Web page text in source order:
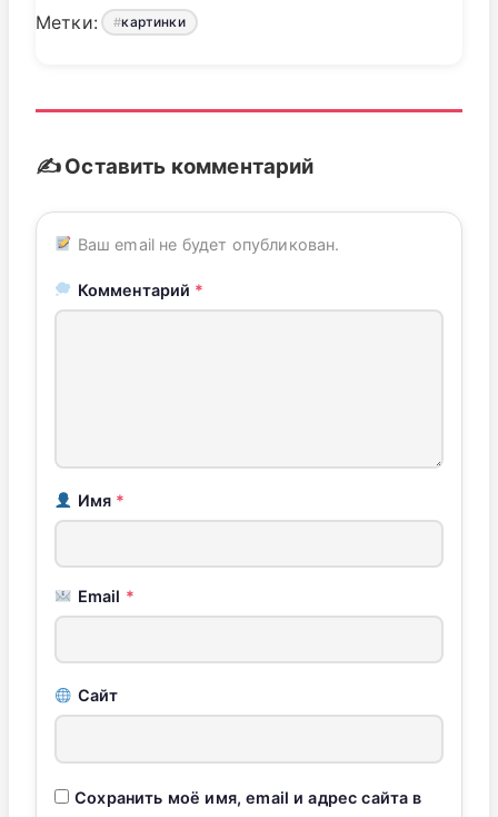
Метки: картинки
✍️ Оставить комментарий
Ваш email не будет опубликован.
Комментарий *
Имя *
Email *
Сайт
Сохранить моё имя, email и адрес сайта в